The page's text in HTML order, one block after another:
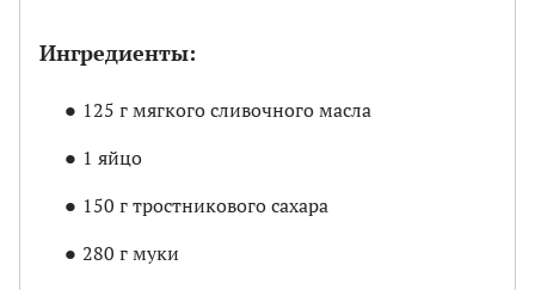
Ингредиенты:
125 г мягкого сливочного масла
1 яйцо
150 г тростникового сахара
280 г муки